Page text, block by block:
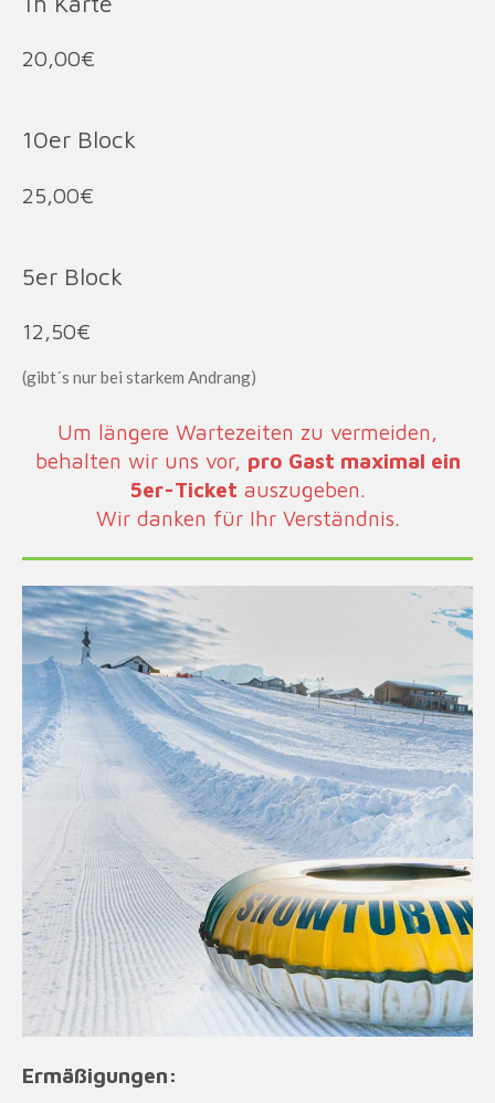
20,00€
10er Block
25,00€
5er Block
12,50€
(gibt´s nur bei starkem Andrang)
Um längere Wartezeiten zu vermeiden,
behalten wir uns vor, pro Gast maximal ein
5er-Ticket auszugeben.
Wir danken für Ihr Verständnis.
Ermäßigungen: